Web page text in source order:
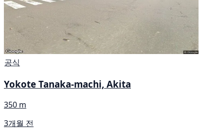
공식
Yokote Tanaka-machi, Akita
350 m
3개월 전